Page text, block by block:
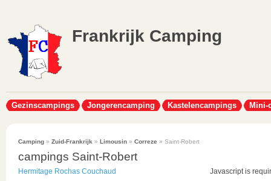
Frankrijk Camping
Gezinscampings Jongerencamping Kastelencampings Mini-
Camping » Zuid-Frankrijk » Limousin » Correze » Saint-Robert
campings Saint-Robert
Hermitage Rochas Couchaud Javascript is